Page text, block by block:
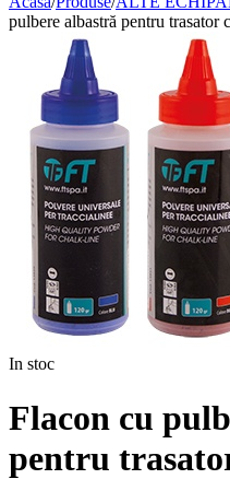
pulbere albastră pentru trasator
In stoc
Flacon cu
pentru